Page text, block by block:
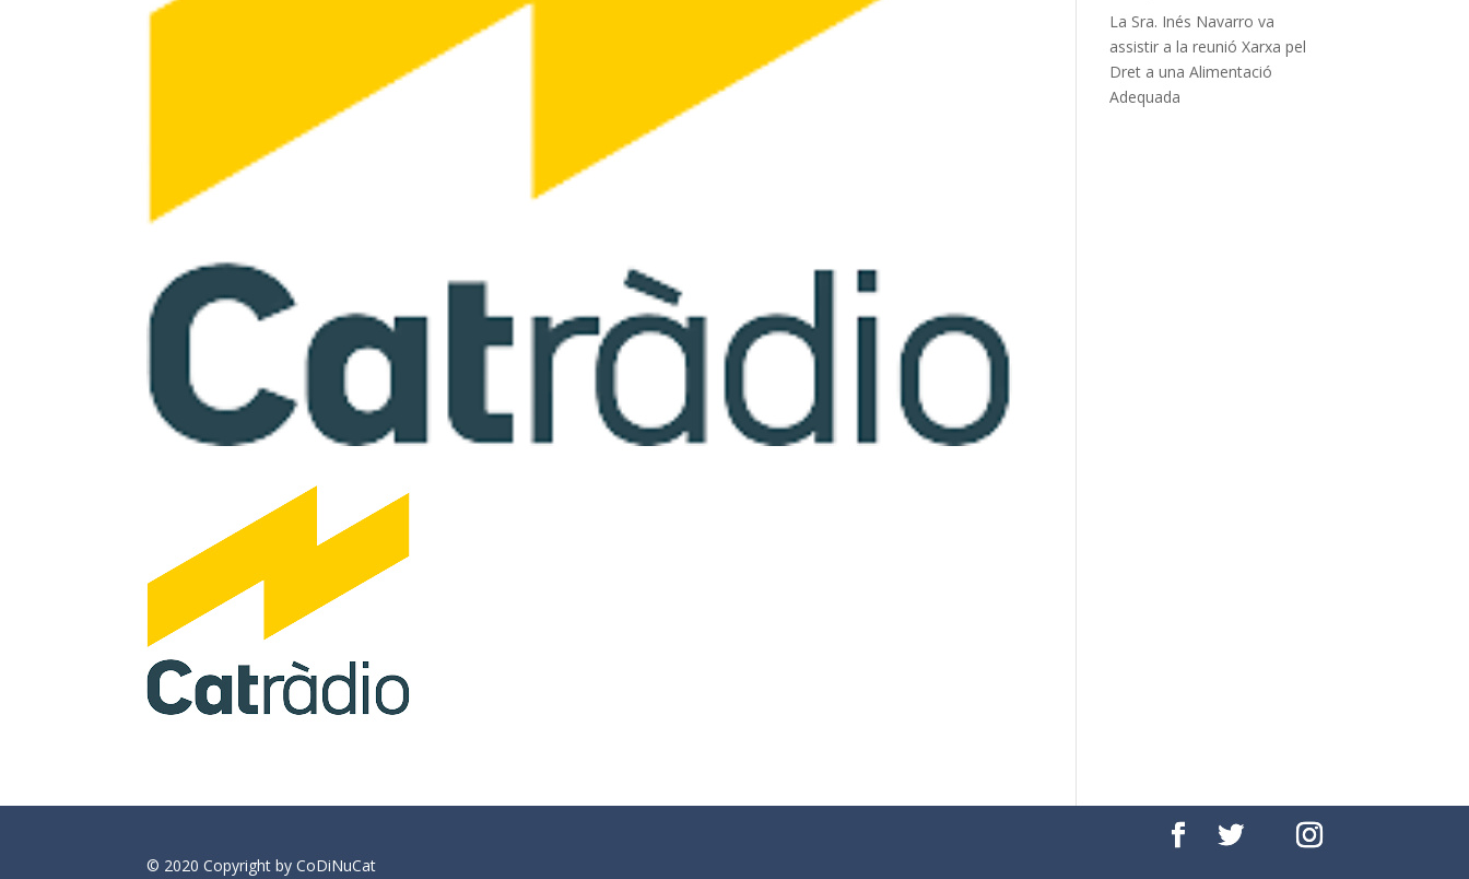
La Sra. Inés Navarro va
assistir a la reunió Xarxa pel
Dret a una Alimentació
Adequada
© 2020 Copyright by CoDiNuCat